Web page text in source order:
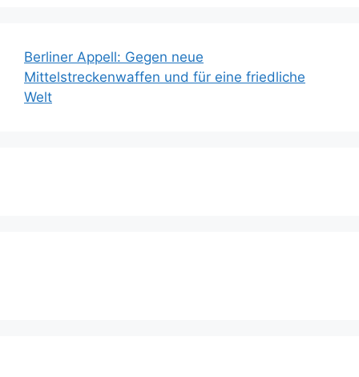
Berliner Appell: Gegen neue
Mittelstreckenwaffen und für eine friedliche
Welt